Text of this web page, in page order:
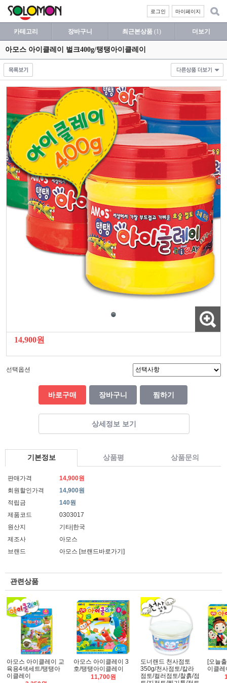
마이페이지
로그인
카테고리 장바구니 최근본상품 (1) 더보기
아모스 아이클레이 벌크400g/탱탱아이클레이
14,900원
선택옵션
바로구매 장바구니 찜하기
상세정보 보기
기본정보 상품평 상품문의
판매가격
14,900원
회원할인가격
14,900원
적립금
140원
제품코드
0303017
원산지
기타|한국
제조사
아모스
브랜드
아모스 [브랜드바로가기]
관련상품
아모스 아이클레이 교
육용4색세트/탱탱아
이클레이
아모스 아이클레이 3
호/탱탱아이클레이
11,700원
도너랜드 천사점토
350g/천사점토/칼라
점토/컬러점토/찰흙/점
[오늘
이클